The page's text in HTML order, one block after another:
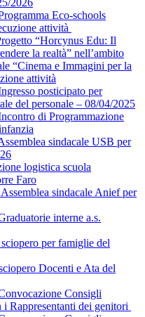
2026
Eco-schools
attività
“Horcynus Edu: Il
la realtà” nell’ambito
“Cinema e Immagini per la
attività
posticipato per
del personale – 08/04/2025
di Programmazione
sindacale USB per
logistica scuola
Faro
sindacale Anief per
interne a.s.
per famiglie del
Docenti e Ata del
Consigli
i Rappresentanti dei genitori